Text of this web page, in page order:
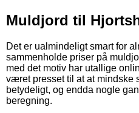
Muldjord til
Det er ualmindeligt smart for
sammenholde priser på
med det motiv har utallige
været presset til at at mindske
betydeligt, og endda nogle
beregning.